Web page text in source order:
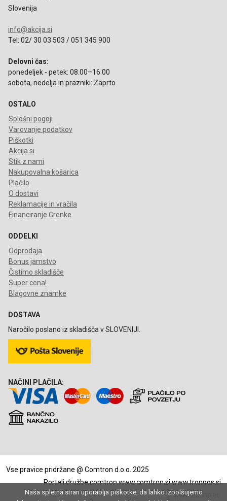
Slovenija
info@akcija.si
Tel: 02/ 30 03 503 / 051 345 900
Delovni čas:
ponedeljek - petek: 08.00–16.00
sobota, nedelja in prazniki: Zaprto
OSTALO
Splošni pogoji
Varovanje podatkov
Piškotki
Akcija.si
Stik z nami
Nakupovalna košarica
Plačilo
O dostavi
Reklamacije in vračila
Financiranje Grenke
ODDELKI
Odprodaja
Bonus jamstvo
Čistimo skladišče
Super cena!
Blagovne znamke
DOSTAVA
Naročilo poslano iz skladišča v SLOVENIJI.
NAČINI PLAČILA:
Vse pravice pridržane @ Comtron d.o.o. 2025
Portali družbe comtronwww.comtron.siwww.tronpos.si
www.econo.eu
Naša spletna stran uporablja piškotke, da lahko izbolšujemo